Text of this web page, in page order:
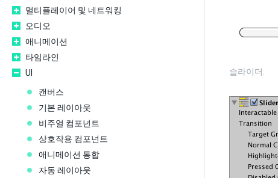
멀티플레이어 및 네트워킹
오디오
애니메이션
타임라인
UI
캔버스
기본 레이아웃
비주얼 컴포넌트
상호작용 컴포넌트
애니메이션 통합
자동 레이아웃
슬라이더.